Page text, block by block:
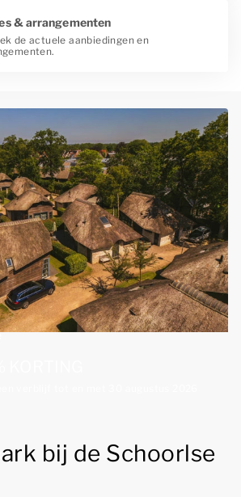
& arrangementen
de actuele aanbiedingen en
bij de Schoorlse